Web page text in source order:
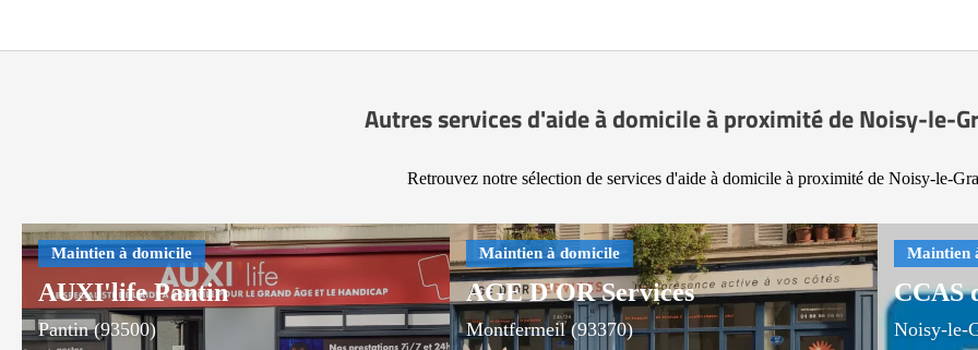
Autres services d'aide à domicile à proximité de Noisy-le-
Retrouvez notre sélection de services d'aide à domicile à proximité de Noisy-le-
AUXI'life Pantin
Pantin (93500)
AGE D'OR Services
Montfermeil (93370)
CCAS
Noisy-le-